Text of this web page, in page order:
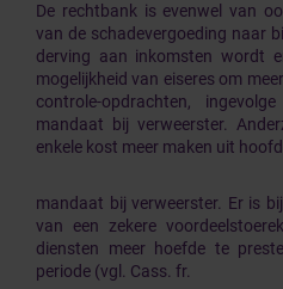
De rechtbank is evenwel van
van de schadevergoeding naar
derving aan inkomsten wordt
mogelijkheid van eiseres om
controle-opdrachten,
mandaat bij verweerster.
enkele kost meer maken uit
mandaat bij verweerster. Er is
van een zekere
diensten meer hoefde te
periode (vgl. Cass. fr.